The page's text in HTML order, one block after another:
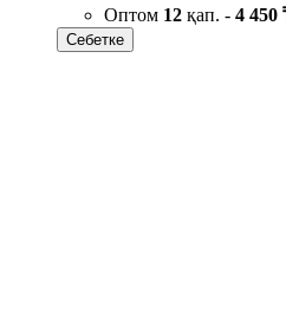
Оптом 12 қап. - 4 450
Себетке